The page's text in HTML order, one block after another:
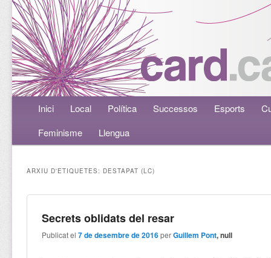
Menú principalAneu al contingut principal
Aneu al contingut secundari
Inici Local Política Successos Esports
Feminisme
Llengua
ARXIU D'ETIQUETES: DESTAPAT (LC)
Secrets oblidats del resar
Publicat el7 de desembre de 2016 perGuillem Pont, null